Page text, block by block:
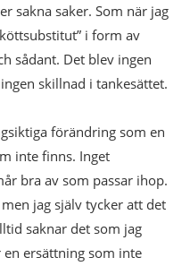
sakna saker. Som när jag
i form av
sådant. Det blev ingen
skillnad i tankesättet.
förändring som en
inte finns. Inget
bra av som passar ihop.
jag själv tycker att det
saknar det som jag
ersättning som inte